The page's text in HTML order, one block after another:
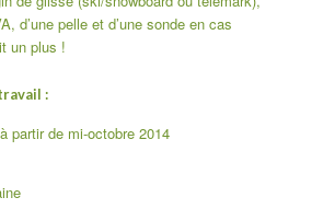
d’une pelle et d’une sonde en cas
un plus !
:
partir de mi-octobre 2014